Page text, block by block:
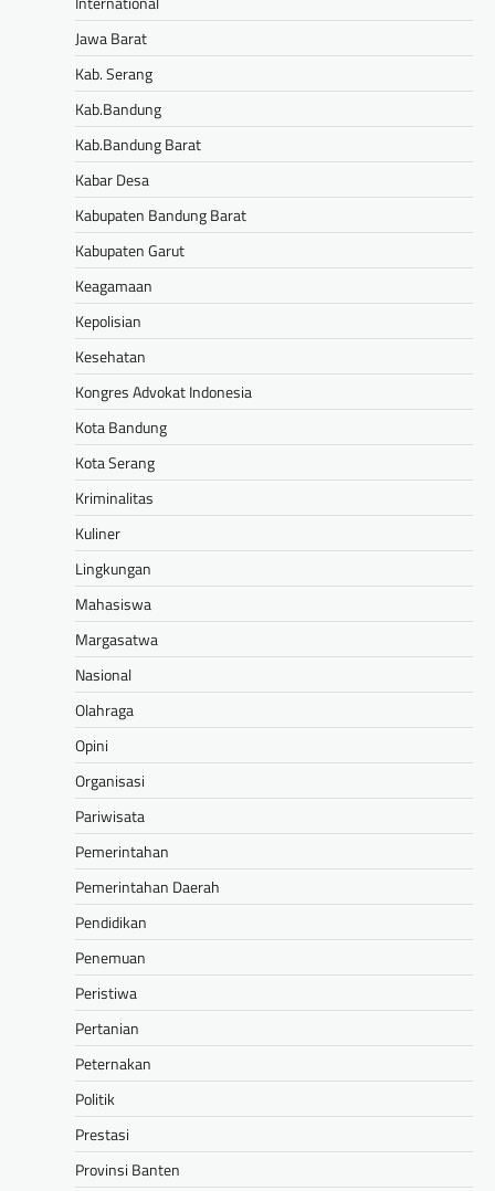
Jawa Barat
Kab. Serang
Kab.Bandung
Kab.Bandung Barat
Kabar Desa
Kabupaten Bandung Barat
Kabupaten Garut
Keagamaan
Kepolisian
Kesehatan
Kongres Advokat Indonesia
Kota Bandung
Kota Serang
Kriminalitas
Kuliner
Lingkungan
Mahasiswa
Margasatwa
Nasional
Olahraga
Opini
Organisasi
Pariwisata
Pemerintahan
Pemerintahan Daerah
Pendidikan
Penemuan
Peristiwa
Pertanian
Peternakan
Politik
Prestasi
Provinsi Banten